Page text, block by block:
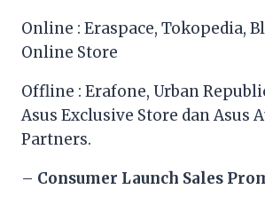
Online : Eraspace, Tokopedia,
Online Store
Offline : Erafone, Urban
Asus Exclusive Store dan Asus
Partners.
– Consumer Launch Sales